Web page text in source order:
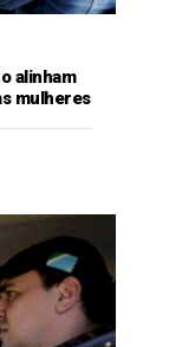
alinham
mulheres